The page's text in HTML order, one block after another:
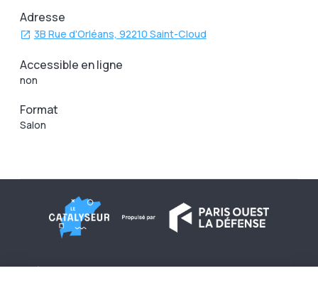
Adresse
3B Rue d'Orléans, 92210 Saint-Cloud
Accessible en ligne
non
Format
Salon